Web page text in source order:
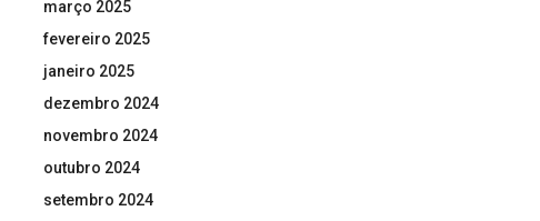
março 2025
fevereiro 2025
janeiro 2025
dezembro 2024
novembro 2024
outubro 2024
setembro 2024